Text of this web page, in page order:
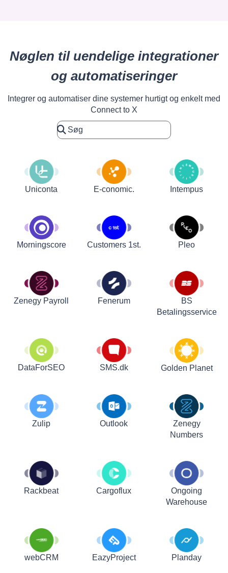
Nøglen til uendelige integrationer
og automatiseringer
Integrer og automatiser dine systemer hurtigt og enkelt med
Connect to X
Uniconta E-conomic. Intempus
Morningscore Customers 1st. Pleo
Zenegy Payroll Fenerum
BS
Betalingsservice
DataForSEO SMS.dk Golden Planet
Zulip Outlook
Zenegy
Numbers
Rackbeat Cargoflux
Ongoing
Warehouse
webCRM EazyProject Planday